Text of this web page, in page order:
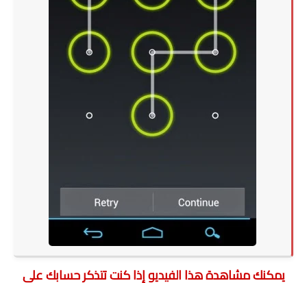
يمكنك مشاهدة هذا الفيديو إذا كنت تتذكر حسابك على